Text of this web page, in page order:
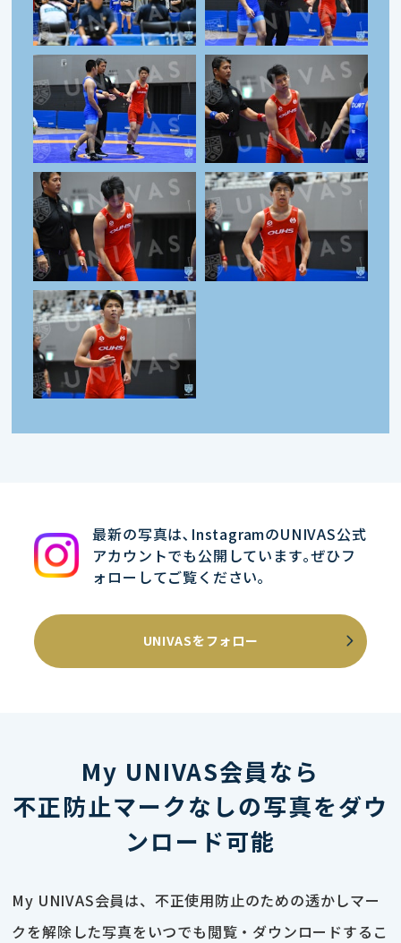
最新の写真は､InstagramのUNIVAS公式
アカウントでも公開しています｡ぜひフ
ォローしてご覧ください｡
UNIVASをフォロー
My UNIVAS会員なら
不正防止マークなしの写真をダウ
ンロード可能
My UNIVAS会員は、不正使用防止のための透かしマー
クを解除した写真をいつでも閲覧・ダウンロードするこ